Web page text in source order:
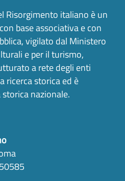
Risorgimento italiano è un
base associativa e con
vigilato dal Ministero
e per il turismo,
a rete degli enti
ricerca storica ed è
nazionale.